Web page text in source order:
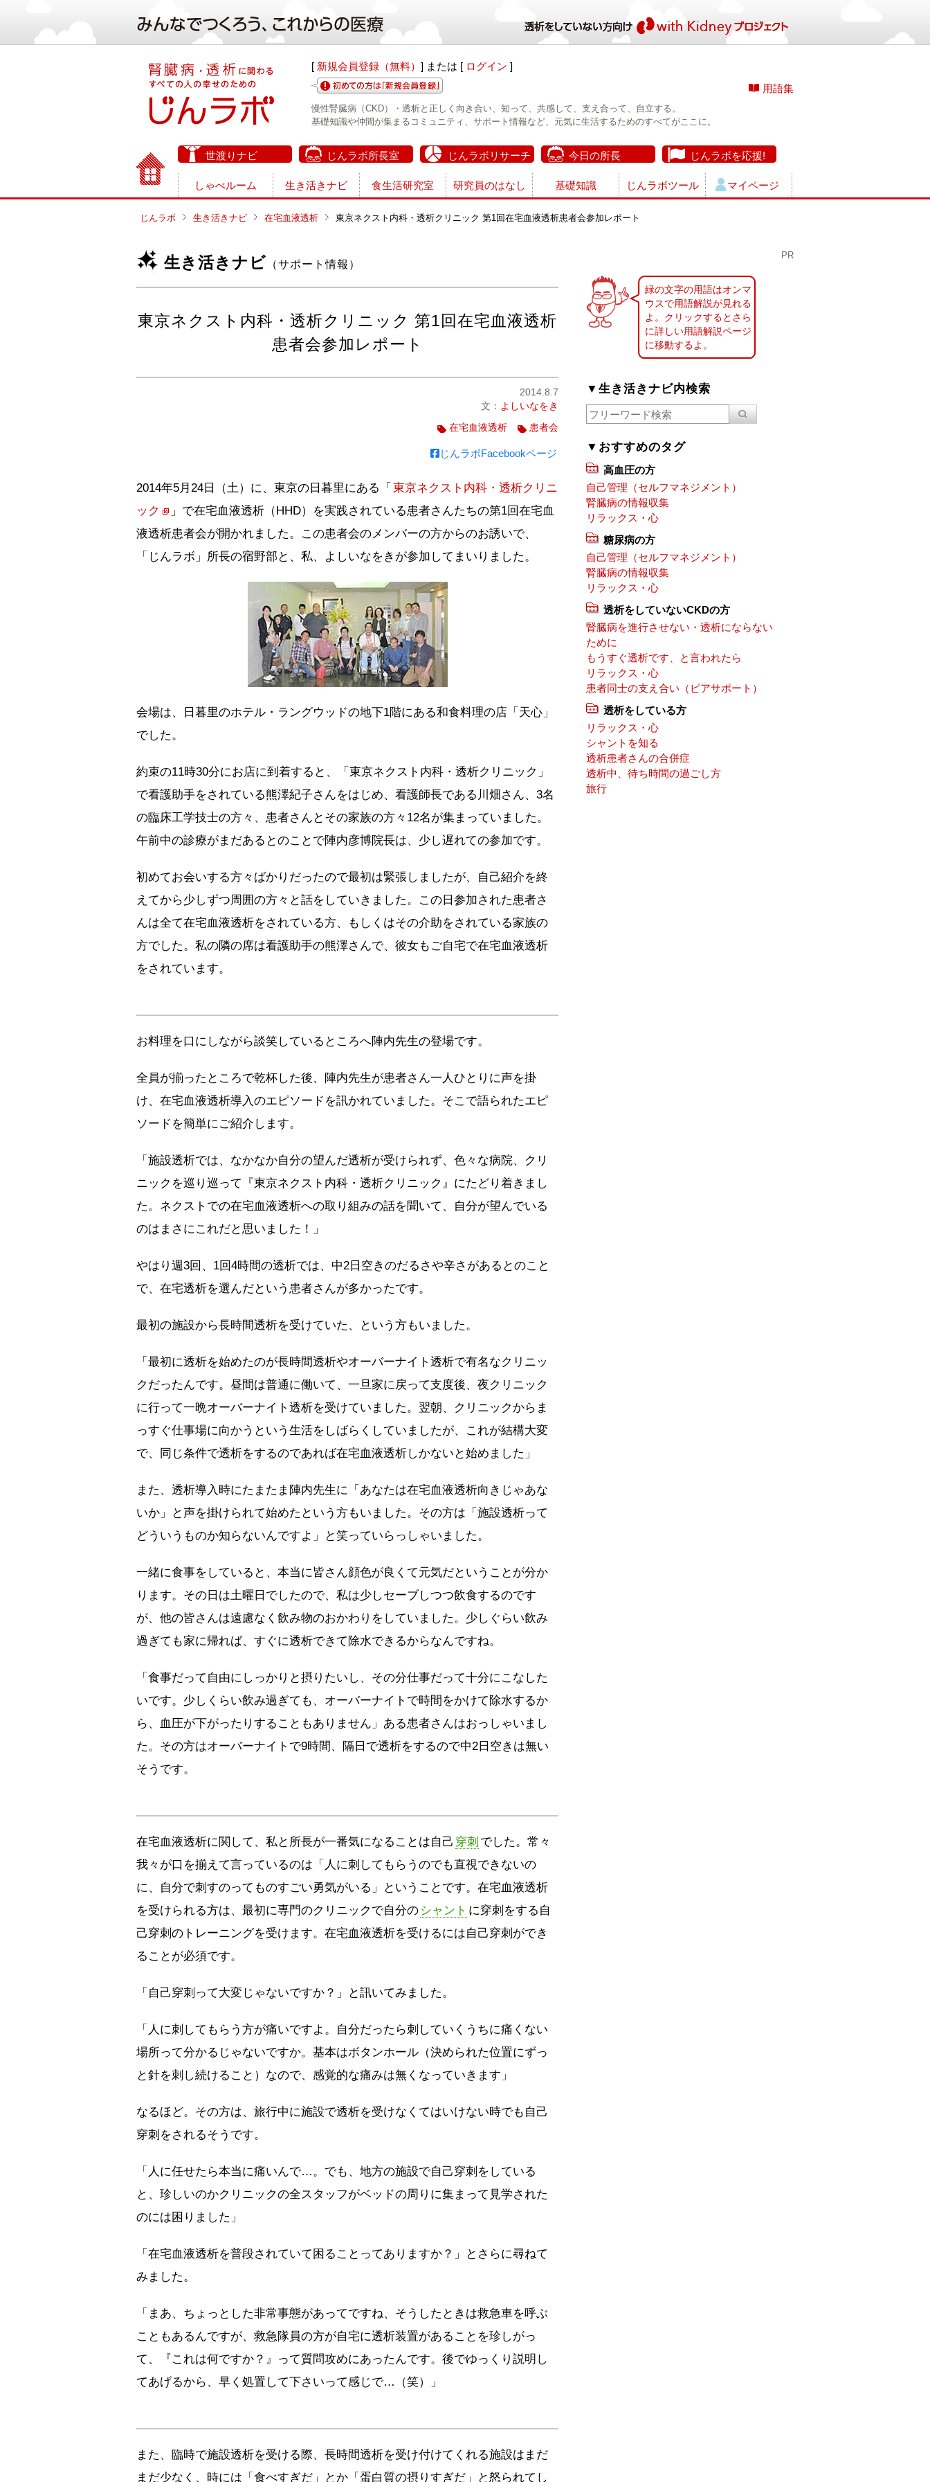
[ 新規会員登録（無料） ] または [ ログイン ]
用語集
慢性腎臓病（CKD）・透析と正しく向き合い、知って、共感して、支え合って、自立する。
基礎知識や仲間が集まるコミュニティ、サポート情報など、元気に生活するためのすべてがここに。
世渡りナビ じんラボ所長室 じんラボリサーチ 今日の所長 じんラボを応援!
しゃべルーム 生き活きナビ 食生活研究室 研究員のはなし 基礎知識 じんラボツール マイページ
じんラボ 生き活きナビ 在宅血液透析 東京ネクスト内科・透析クリニック 第1回在宅血液透析患者会参加レポート
生き活きナビ （サポート情報）
東京ネクスト内科・透析クリニック 第1回在宅血液透析
患者会参加レポート
2014.8.7
文： よしいなをき
在宅血液透析 患者会
じんラボFacebookページ
2014年5月24日（土）に、東京の日暮里にある「 東京ネクスト内科・透析クリニ
ック
」で在宅血液透析（HHD）を実践されている患者さんたちの第1回在宅血
液透析患者会が開かれました。この患者会のメンバーの方からのお誘いで、
「じんラボ」所長の宿野部と、私、よしいなをきが参加してまいりました。
会場は、日暮里のホテル・ラングウッドの地下1階にある和食料理の店「天心」
でした。
約束の11時30分にお店に到着すると、「東京ネクスト内科・透析クリニック」
で看護助手をされている熊澤紀子さんをはじめ、看護師長である川畑さん、3名
の臨床工学技士の方々、患者さんとその家族の方々12名が集まっていました。
午前中の診療がまだあるとのことで陣内彦博院長は、少し遅れての参加です。
初めてお会いする方々ばかりだったので最初は緊張しましたが、自己紹介を終
えてから少しずつ周囲の方々と話をしていきました。この日参加された患者さ
んは全て在宅血液透析をされている方、もしくはその介助をされている家族の
方でした。私の隣の席は看護助手の熊澤さんで、彼女もご自宅で在宅血液透析
をされています。
お料理を口にしながら談笑しているところへ陣内先生の登場です。
全員が揃ったところで乾杯した後、陣内先生が患者さん一人ひとりに声を掛
け、在宅血液透析導入のエピソードを訊かれていました。そこで語られたエピ
ソードを簡単にご紹介します。
「施設透析では、なかなか自分の望んだ透析が受けられず、色々な病院、クリ
ニックを巡り巡って『東京ネクスト内科・透析クリニック』にたどり着きまし
た。ネクストでの在宅血液透析への取り組みの話を聞いて、自分が望んでいる
のはまさにこれだと思いました！」
やはり週3回、1回4時間の透析では、中2日空きのだるさや辛さがあるとのこと
で、在宅透析を選んだという患者さんが多かったです。
最初の施設から長時間透析を受けていた、という方もいました。
「最初に透析を始めたのが長時間透析やオーバーナイト透析で有名なクリニッ
クだったんです。昼間は普通に働いて、一旦家に戻って支度後、夜クリニック
に行って一晩オーバーナイト透析を受けていました。翌朝、クリニックからま
っすぐ仕事場に向かうという生活をしばらくしていましたが、これが結構大変
で、同じ条件で透析をするのであれば在宅血液透析しかないと始めました」
また、透析導入時にたまたま陣内先生に「あなたは在宅血液透析向きじゃあな
いか」と声を掛けられて始めたという方もいました。その方は「施設透析って
どういうものか知らないんですよ」と笑っていらっしゃいました。
一緒に食事をしていると、本当に皆さん顔色が良くて元気だということが分か
ります。その日は土曜日でしたので、私は少しセーブしつつ飲食するのです
が、他の皆さんは遠慮なく飲み物のおかわりをしていました。少しぐらい飲み
過ぎても家に帰れば、すぐに透析できて除水できるからなんですね。
「食事だって自由にしっかりと摂りたいし、その分仕事だって十分にこなした
いです。少しくらい飲み過ぎても、オーバーナイトで時間をかけて除水するか
ら、血圧が下がったりすることもありません」ある患者さんはおっしゃいまし
た。その方はオーバーナイトで9時間、隔日で透析をするので中2日空きは無い
そうです。
在宅血液透析に関して、私と所長が一番気になることは自己 穿刺 でした。常々
我々が口を揃えて言っているのは「人に刺してもらうのでも直視できないの
に、自分で刺すのってものすごい勇気がいる」ということです。在宅血液透析
を受けられる方は、最初に専門のクリニックで自分の シャント に穿刺をする自
己穿刺のトレーニングを受けます。在宅血液透析を受けるには自己穿刺ができ
ることが必須です。
「自己穿刺って大変じゃないですか？」と訊いてみました。
「人に刺してもらう方が痛いですよ。自分だったら刺していくうちに痛くない
場所って分かるじゃないですか。基本はボタンホール（決められた位置にずっ
と針を刺し続けること）なので、感覚的な痛みは無くなっていきます」
なるほど。その方は、旅行中に施設で透析を受けなくてはいけない時でも自己
穿刺をされるそうです。
「人に任せたら本当に痛いんで…。でも、地方の施設で自己穿刺をしている
と、珍しいのかクリニックの全スタッフがベッドの周りに集まって見学された
のには困りました」
「在宅血液透析を普段されていて困ることってありますか？」とさらに尋ねて
みました。
「まあ、ちょっとした非常事態があってですね、そうしたときは救急車を呼ぶ
こともあるんですが、救急隊員の方が自宅に透析装置があることを珍しがっ
て、『これは何ですか？』って質問攻めにあったんです。後でゆっくり説明し
てあげるから、早く処置して下さいって感じで…（笑）」
また、臨時で施設透析を受ける際、長時間透析を受け付けてくれる施設はまだ
まだ少なく、時には「食べすぎだ」とか「蛋白質の摂りすぎだ」と怒られてし
PR
緑の文字の用語はオンマ
ウスで用語解説が見れる
よ。クリックするとさら
に詳しい用語解説ページ
に移動するよ。
▼生き活きナビ内検索
▼おすすめのタグ
高血圧の方
自己管理（セルフマネジメント）
腎臓病の情報収集
リラックス・心
糖尿病の方
自己管理（セルフマネジメント）
腎臓病の情報収集
リラックス・心
透析をしていないCKDの方
腎臓病を進行させない・透析にならない
ために
もうすぐ透析です、と言われたら
リラックス・心
患者同士の支え合い（ピアサポート）
透析をしている方
リラックス・心
シャントを知る
透析患者さんの合併症
透析中、待ち時間の過ごし方
旅行